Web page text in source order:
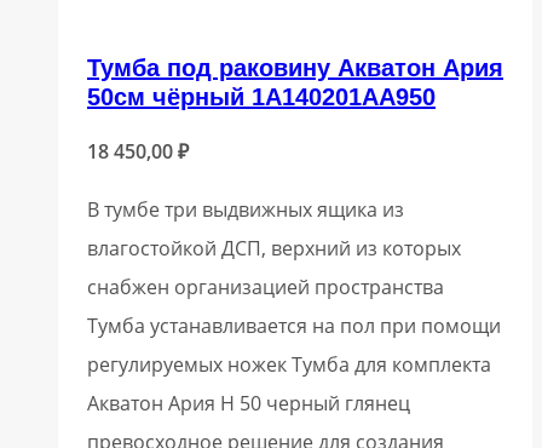
Тумба под раковину Акватон Ария
50см чёрный 1A140201AA950
18 450,00₽
В тумбе три выдвижных ящика из
влагостойкой ДСП, верхний из которых
снабжен организацией пространства
Тумба устанавливается на пол при помощи
регулируемых ножек Тумба для комплекта
Акватон Ария Н 50 черный глянец
превосходное решение для создания